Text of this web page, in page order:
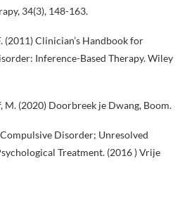
34(3), 148-163.
(2011) Clinician’s Handbook for
Inference-Based Therapy. Wiley
M. (2020) Doorbreek je Dwang, Boom.
Disorder; Unresolved
Treatment. (2016 ) Vrije